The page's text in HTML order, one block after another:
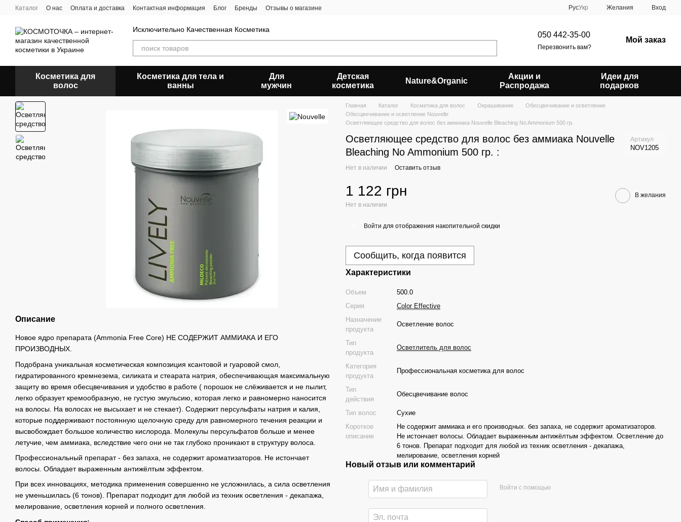
Перейти к основному контенту
Каталог О нас Оплата и доставка Контактная информация Блог Бренды Отзывы о магазине РусУкр Желания Вход
Исключительно Качественная Косметика
050 442-35-00
Перезвонить вам?
Мой заказ
Косметика для
волос
Косметика для тела и
ванны
Для
мужчин
Детская
косметика
Nature&Organic
Акции и
Распродажа
Идеи для
подарков
Описание
Новое ядро препарата (Ammonia Free Core) НЕ СОДЕРЖИТ АММИАКА И ЕГО
ПРОИЗВОДНЫХ.
Подобрана уникальная косметическая композиция ксантовой и гуаровой смол,
гидратированного кремнезема, силиката и стеарата натрия, обеспечивающая максимальную
защиту во время обесцвечивания и удобство в работе ( порошок не слёживается и не пылит,
легко образует кремообразную, не густую эмульсию, которая легко и равномерно наносится
на волосы. На волосах не высыхает и не стекает). Содержит персульфаты натрия и калия,
которые поддерживают постоянную щелочную среду для равномерного течения реакции и
высвобождает большое количество кислорода. Молекулы персульфатов больше и менее
летучие, чем аммиака, вследствие чего они не так глубоко проникают в структуру волоса.
Профессиональный препарат - без запаха, не содержит ароматизаторов. Не истончает
волосы. Обладает выраженным антижёлтым эффектом.
При всех инновациях, методика применения совершенно не усложнилась, а сила осветления
не уменьшилась (6 тонов). Препарат подходит для любой из техник осветления - декапажа,
мелирование, осветления корней и полного осветления.
Главная Каталог Косметика для волос Окрашивание
Обесцвечивание и осветление
Обесцвечивание и осветление Nouvelle
Осветляющее средство для волос без аммиака Nouvelle Bleaching No Ammonium 500 гр.
Осветляющее средство для волос без аммиака Nouvelle
Bleaching No Ammonium 500 гр. :
Артикул
NOV1205
Нет в наличии Оставить отзыв
1 122 грн
Нет в наличии
В желания
Войти для отображения накопительной скидки
Сообщить, когда появится
Характеристики
Объем
500.0
Серия
Color Effective
Назначение
продукта
Осветление волос
Тип
продукта
Осветлитель для волос
Категория
продукта
Профессиональная косметика для волос
Тип
действия
Обесцвечивание волос
Тип волос
Сухие
Короткое
описание
Не содержит аммиака и его производных. без запаха, не содержит ароматизаторов.
Не истончает волосы. Обладает выраженным антижёлтым эффектом. Осветление до
6 тонов. Препарат подходит для любой из техник осветления - декапажа,
мелирование, осветления корней
Новый отзыв или комментарий
Войти с помощью